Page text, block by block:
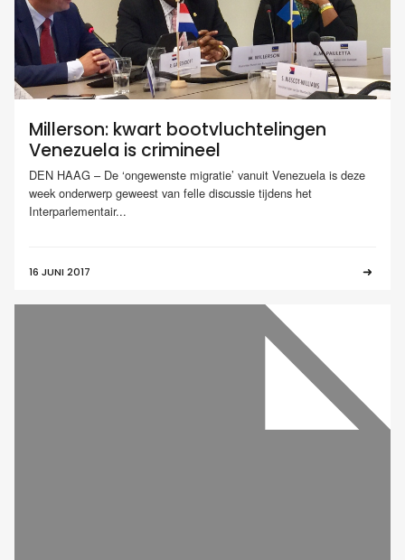
Millerson: kwart bootvluchtelingen
Venezuela is crimineel
DEN HAAG – De ‘ongewenste migratie’ vanuit Venezuela is deze
week onderwerp geweest van felle discussie tijdens het
Interparlementair...
16 JUNI 2017